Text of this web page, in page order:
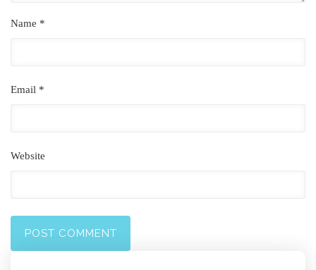
Name *
Email *
Website